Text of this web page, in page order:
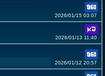
2026/01/15 03:07
2026/01/13 11:40
2026/01/12 20:57